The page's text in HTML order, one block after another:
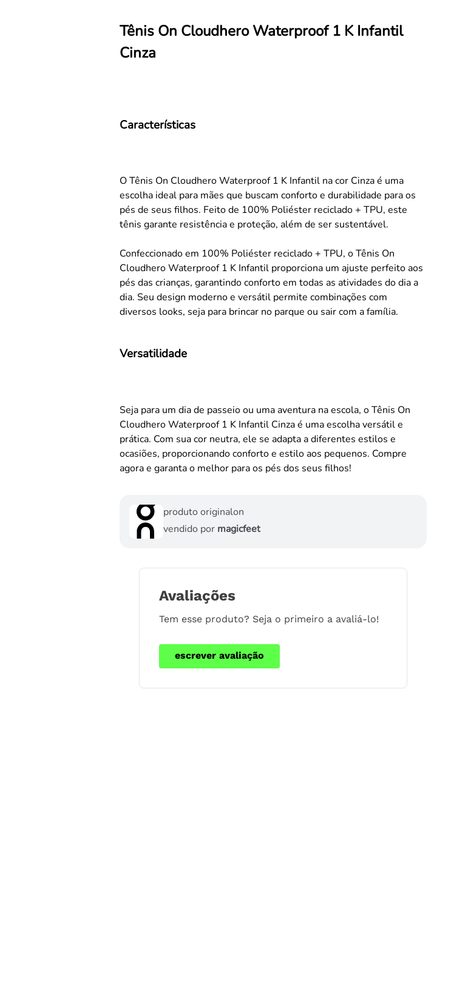
Tênis On Cloudhero Waterproof 1 K Infantil
Cinza
Características
O Tênis On Cloudhero Waterproof 1 K Infantil na cor Cinza é uma
escolha ideal para mães que buscam conforto e durabilidade para os
pés de seus filhos. Feito de 100% Poliéster reciclado + TPU, este
tênis garante resistência e proteção, além de ser sustentável.
Confeccionado em 100% Poliéster reciclado + TPU, o Tênis On
Cloudhero Waterproof 1 K Infantil proporciona um ajuste perfeito aos
pés das crianças, garantindo conforto em todas as atividades do dia a
dia. Seu design moderno e versátil permite combinações com
diversos looks, seja para brincar no parque ou sair com a família.
Versatilidade
Seja para um dia de passeio ou uma aventura na escola, o Tênis On
Cloudhero Waterproof 1 K Infantil Cinza é uma escolha versátil e
prática. Com sua cor neutra, ele se adapta a diferentes estilos e
ocasiões, proporcionando conforto e estilo aos pequenos. Compre
agora e garanta o melhor para os pés dos seus filhos!
produto originalon
vendido por magicfeet
Avaliações
Tem esse produto? Seja o primeiro a avaliá-lo!
escrever avaliação